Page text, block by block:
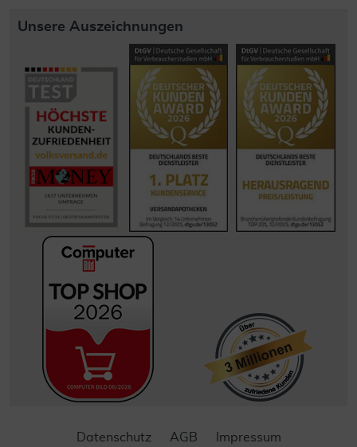
Unsere Auszeichnungen
Datenschutz AGB Impressum